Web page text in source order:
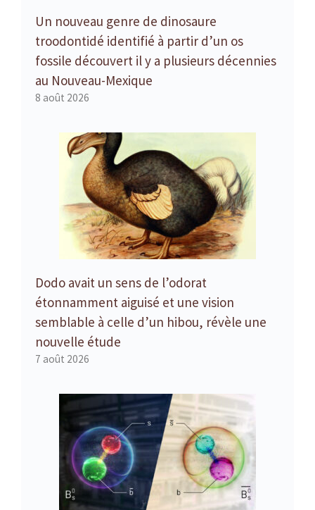
Un nouveau genre de dinosaure
troodontidé identifié à partir d’un os
fossile découvert il y a plusieurs décennies
au Nouveau-Mexique
8 août 2026
Dodo avait un sens de l’odorat
étonnamment aiguisé et une vision
semblable à celle d’un hibou, révèle une
nouvelle étude
7 août 2026